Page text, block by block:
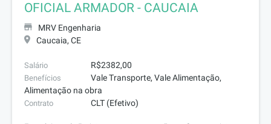
OFICIAL ARMADOR - CAUCAIA
MRV Engenharia
Caucaia, CE
Salário R$2382,00
Benefícios
Vale Transporte, Vale Alimentação,
Alimentação na obra
Contrato CLT (Efetivo)